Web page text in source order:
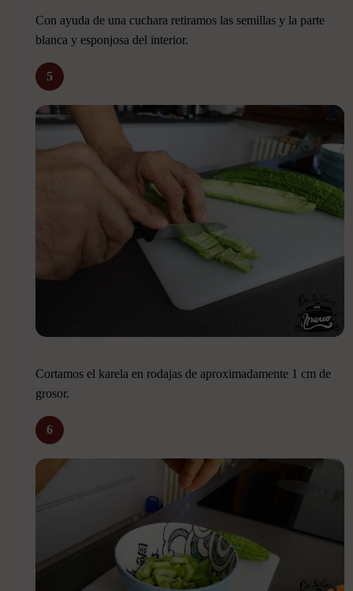
Con ayuda de una cuchara retiramos las semillas y la parte
blanca y esponjosa del interior.
5
Cortamos el karela en rodajas de aproximadamente 1 cm de
grosor.
6